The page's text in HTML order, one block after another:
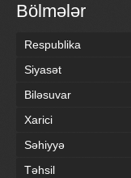
Bölmələr
Respublika
Siyasət
Biləsuvar
Xarici
Səhiyyə
Təhsil